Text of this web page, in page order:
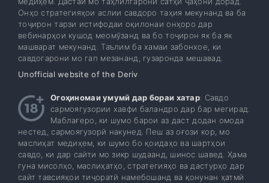
Онҳо стратегияҳои аслии савдоро таҳия мекунанд ва ба
тоҷирон тарзи истифодаи оқилонаи онҳоро дар
вебинарҳои кушод меомӯзанд ва бо тоҷирон як ба як
машварат мекунанд. Таълим ба хамаи забонхое, ки
савдогарони мо гап мезананд, гузаронда мешавад.
Unofficial website of the Deriv
Огоҳиномаи умумӣ дар бораи хатар: Савдо
сармоягузории хавфи баландро дар бар мегирад.
Маблағеро, ки шумо барои аз даст додан омода
нестед, сармоягузорӣ накунед. Пеш аз оғози кор, мо
маслиҳат медиҳем, ки шумо бо қоидаҳо ва шартҳои
савдо, ки дар сайти мо зикр шудаанд, шинос шавед. Ҳама
гуна мисолҳо, маслиҳатҳо, стратегияҳо ва дастурҳо дар
сайт тавсияҳои тиҷоратӣ намебошанд ва қонунан ҳатмӣ